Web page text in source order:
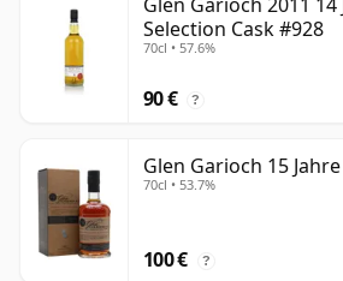
Selection Cask #928
70cl • 57.6%
90 € ?
Glen Garioch 15
70cl • 53.7%
100 € ?